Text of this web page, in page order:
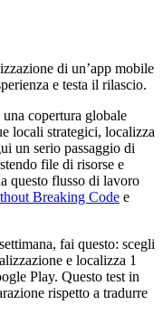
di un’app mobile
e testa il rilascio.
copertura globale
locali strategici, localizza
un serio passaggio di
file di risorse e
questo flusso di lavoro
Breaking Code e
fai questo: scegli
e localizza 1
Play. Questo test in
rispetto a tradurre